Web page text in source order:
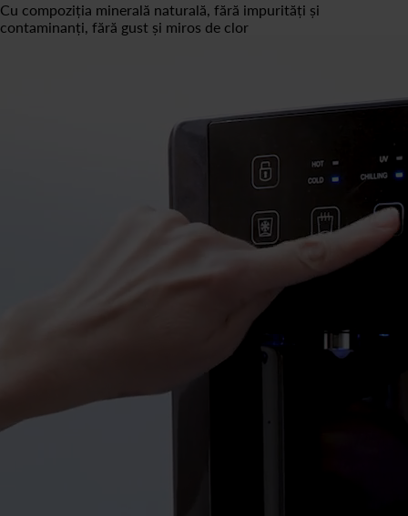
Cu compoziția minerală naturală, fără impurități și
contaminanți, fără gust și miros de clor